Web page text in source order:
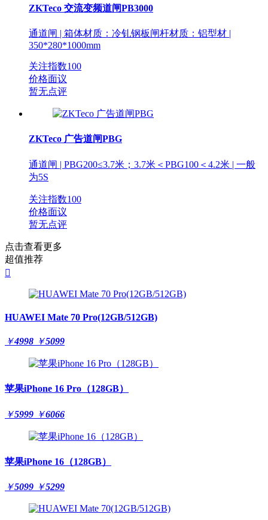
ZKTeco 交流变频道闸PB3000
通道闸 | 箱体材质：冷钆钢板闸杆材质：铝型材 |
350*280*1000mm
关注指数100
价格面议
暂无点评
ZKTeco 广告道闸PBG
通道闸 | PBG200≤3.7米；3.7米＜PBG100＜4.2米 | 一般
为5S
关注指数100
价格面议
暂无点评
点击查看更多
超值推荐

HUAWEI Mate 70 Pro(12GB/512GB)
￥4998 ￥5099
苹果iPhone 16 Pro（128GB）
￥5999 ￥6066
苹果iPhone 16（128GB）
￥5099 ￥5299